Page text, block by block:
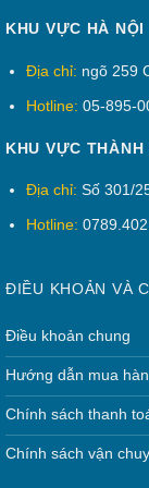
không kém
Nội Thất
xuất tủ
xưởng sx :
KHU VỰC HÀ NỘI
Địa chỉ: ngõ 259
Hotline: 05-895-
KHU VỰC THÀNH
Địa chỉ: Số 301/
Hotline:
ĐIỀU KHOẢN VÀ
Điều khoản chung
Hướng dẫn mua
Chính sách thanh
Chính sách vận